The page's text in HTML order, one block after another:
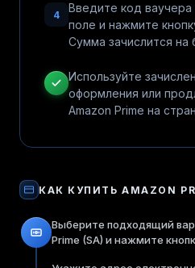
4
Введите код
поле и нажмите
Сумма зачислится на
Используйте
оформления или
Amazon Prime на
КАК КУПИТЬ AMAZON
Выберите подходящий
Prime (SA) и нажмите